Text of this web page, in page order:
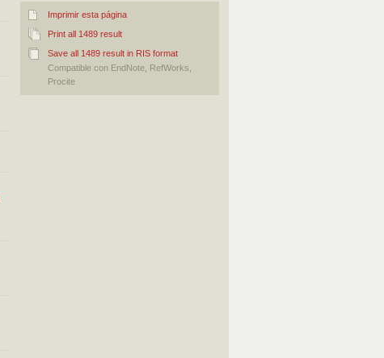
Imprimir esta página
Print all 1489 result
Save all 1489 result in RIS format
Compatible con EndNote, RefWorks,
Procite